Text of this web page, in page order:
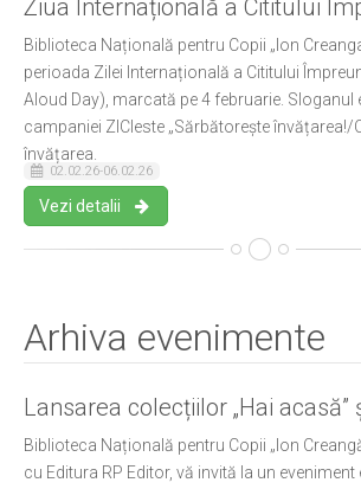
Ziua Internațională a Cititului
Biblioteca Națională pentru Copii „Ion
perioada Zilei Internațională a Cititului
Aloud Day), marcată pe 4 februarie. Sloganul
campaniei ZICIeste „Sărbătorește învățarea!/
învățarea.
02.02.26-06.02.26
Vezi detalii
Arhiva evenimente
Lansarea colecțiilor „Hai acasă”
Biblioteca Națională pentru Copii „Ion
cu Editura RP Editor, vă invită la un eveniment